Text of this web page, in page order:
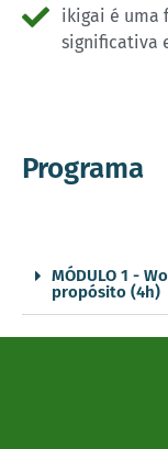
ikigai é uma
significativa
Programa
MÓDULO 1 -
propósito (4h)